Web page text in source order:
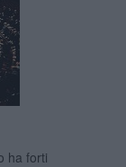
ha forti